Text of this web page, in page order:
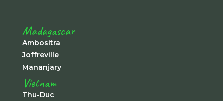
Madagascar
Ambositra
Joffreville
Mananjary
Vietnam
Thu-Duc